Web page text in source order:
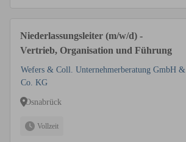
Niederlassungsleiter (m/w/d) -
Vertrieb, Organisation und Führung
Wefers & Coll. Unternehmerberatung GmbH &
Co. KG
Osnabrück
Vollzeit